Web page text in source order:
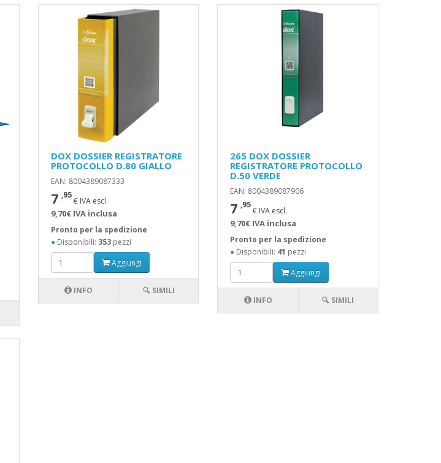
DOX DOSSIER REGISTRATORE
PROTOCOLLO D.80 GIALLO
EAN: 8004389087333
7 ,95
€ IVA escl.
9,70€ IVA inclusa
Pronto per la spedizione
●Disponibili: 353pezzi
Aggiungi
INFO 🔍 SIMILI
265 DOX DOSSIER
REGISTRATORE PROTOCOLLO
D.50 VERDE
EAN: 8004389087906
7 ,95
€ IVA escl.
9,70€ IVA inclusa
Pronto per la spedizione
● Disponibili: 41 pezzi
Aggiungi
INFO 🔍 SIMILI